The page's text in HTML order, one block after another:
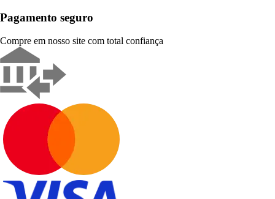
Pagamento seguro
Compre em nosso site com total confiança